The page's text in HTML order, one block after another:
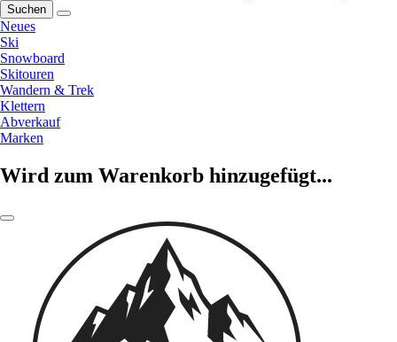
Suchen
Neues
Ski
Snowboard
Skitouren
Wandern & Trek
Klettern
Abverkauf
Marken
Wird zum Warenkorb hinzugefügt...